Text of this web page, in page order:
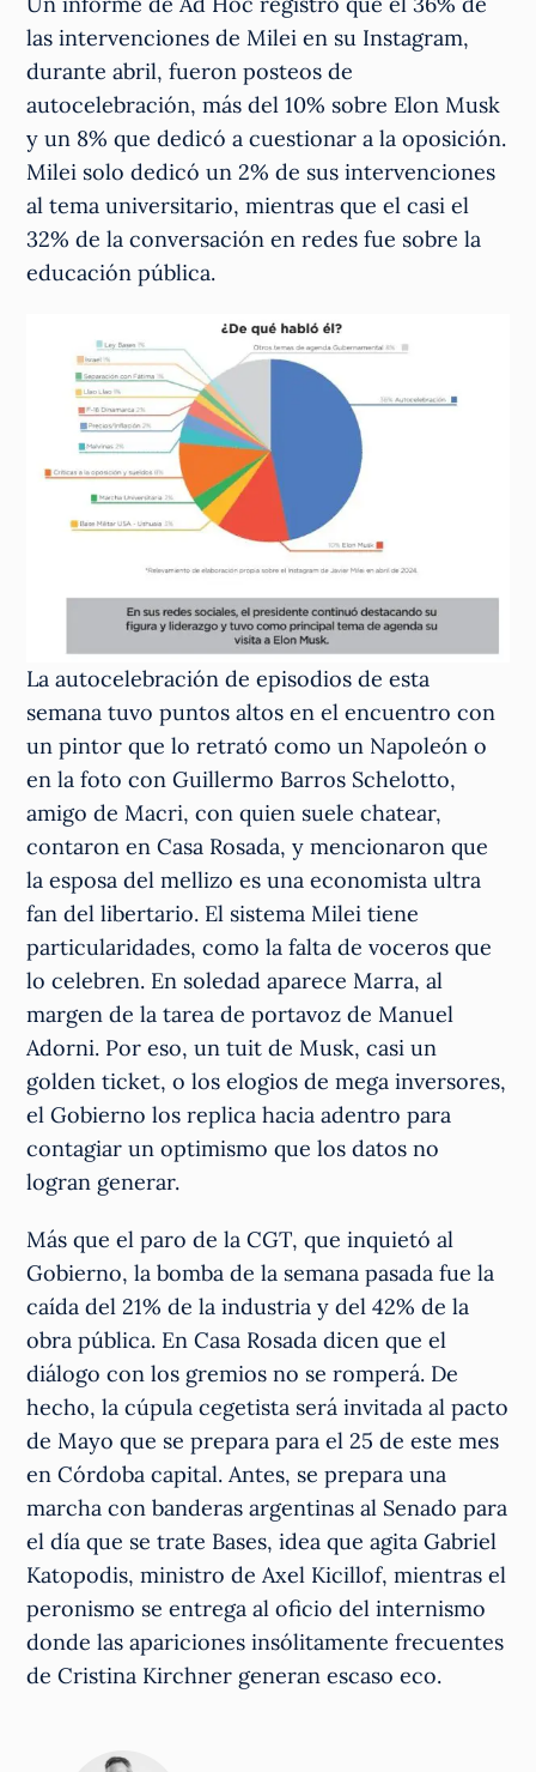
las intervenciones de Milei en su Instagram,
durante abril, fueron posteos de
autocelebración, más del 10% sobre Elon Musk
y un 8% que dedicó a cuestionar a la oposición.
Milei solo dedicó un 2% de sus intervenciones
al tema universitario, mientras que el casi el
32% de la conversación en redes fue sobre la
educación pública.
La autocelebración de episodios de esta
semana tuvo puntos altos en el encuentro con
un pintor que lo retrató como un Napoleón o
en la foto con Guillermo Barros Schelotto,
amigo de Macri, con quien suele chatear,
contaron en Casa Rosada, y mencionaron que
la esposa del mellizo es una economista ultra
fan del libertario. El sistema Milei tiene
particularidades, como la falta de voceros que
lo celebren. En soledad aparece Marra, al
margen de la tarea de portavoz de Manuel
Adorni. Por eso, un tuit de Musk, casi un
golden ticket, o los elogios de mega inversores,
el Gobierno los replica hacia adentro para
contagiar un optimismo que los datos no
logran generar.
Más que el paro de la CGT, que inquietó al
Gobierno, la bomba de la semana pasada fue la
caída del 21% de la industria y del 42% de la
obra pública. En Casa Rosada dicen que el
diálogo con los gremios no se romperá. De
hecho, la cúpula cegetista será invitada al pacto
de Mayo que se prepara para el 25 de este mes
en Córdoba capital. Antes, se prepara una
marcha con banderas argentinas al Senado para
el día que se trate Bases, idea que agita Gabriel
Katopodis, ministro de Axel Kicillof, mientras el
peronismo se entrega al oficio del internismo
donde las apariciones insólitamente frecuentes
de Cristina Kirchner generan escaso eco.